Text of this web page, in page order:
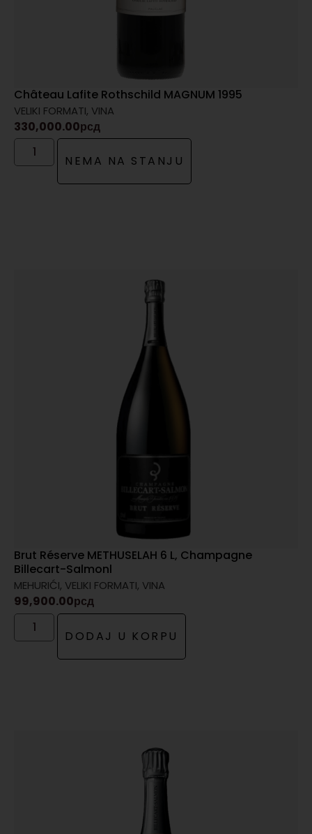
Château Lafite Rothschild MAGNUM 1995
VELIKI FORMATI, VINA
330,000.00рсд
NEMA NA STANJU
Brut Réserve METHUSELAH 6 L, Champagne
Billecart-Salmonl
MEHURIĆI, VELIKI FORMATI, VINA
99,900.00рсд
DODAJ U KORPU